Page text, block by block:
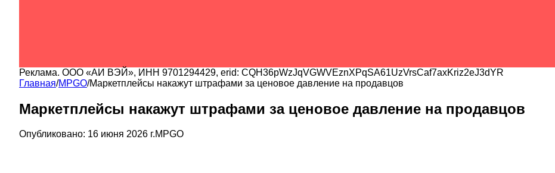
Реклама. ООО «АИ ВЭЙ», ИНН 9701294429, erid: CQH36pWzJqVGWVEznXPqSA61UzVrsCaf7axKriz2eJ3dYR
Главная/MPGO/Маркетплейсы накажут штрафами за ценовое давление на продавцов
Маркетплейсы накажут штрафами за ценовое давление на продавцов
Опубликовано: 16 июня 2026 г.MPGO